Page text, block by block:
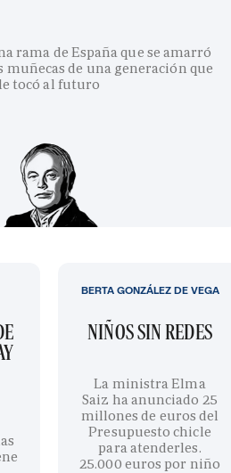
rama de España que se amarró
muñecas de una generación que
tocó al futuro
NIÑOS SIN REDES
La ministra Elma
Saiz ha anunciado 25
millones de euros del
Presupuesto chicle
para atenderles.
25.000 euros por niño
BERTA GONZÁLEZ DE VEGA